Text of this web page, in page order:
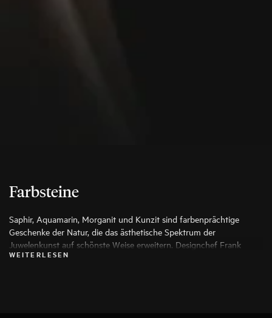
Farbsteine
Saphir, Aquamarin, Morganit und Kunzit sind farbenprächtige
Geschenke der Natur, die das ästhetische Spektrum der
Juwelenkunst auf schönste Weise erweitern. Designchef Frank
Maier wählt für seine Arbeiten ausschließlich die besten Exemplare
WEITERLESEN